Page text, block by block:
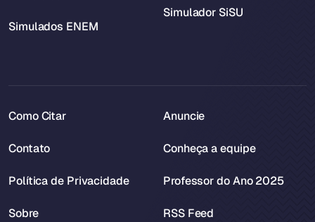
Simulados ENEM
Simulador SiSU
Como Citar
Contato
Política de Privacidade
Sobre
Anuncie
Conheça a equipe
Professor do Ano 2025
RSS Feed